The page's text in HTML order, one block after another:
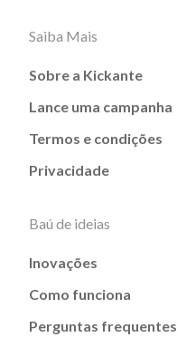
Saiba Mais
Sobre a Kickante
Lance uma campanha
Termos e condições
Privacidade
Baú de ideias
Inovações
Como funciona
Perguntas frequentes